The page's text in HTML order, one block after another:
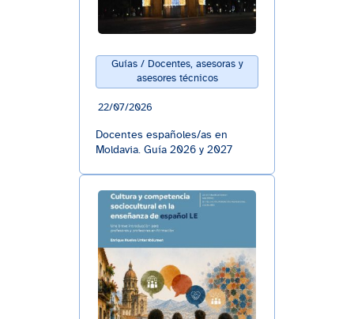
Guías / Docentes, asesoras y
asesores técnicos
22/07/2026
Docentes españoles/as en
Moldavia. Guía 2026 y 2027